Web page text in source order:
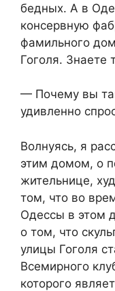
бедных. А в
консервную
фамильного
Гоголя. Знаете
— Почему вы
удивленно
Волнуясь, я
этим домом, о
жительнице,
том, что во
Одессы в этом
о том, что
улицы Гоголя
Всемирного
которого